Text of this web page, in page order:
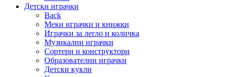
Детски играчки
Back
Меки играчки и книжки
Играчки за легло и количка
Музикални играчки
Сортери и конструктори
Образователни играчки
Детски кукли